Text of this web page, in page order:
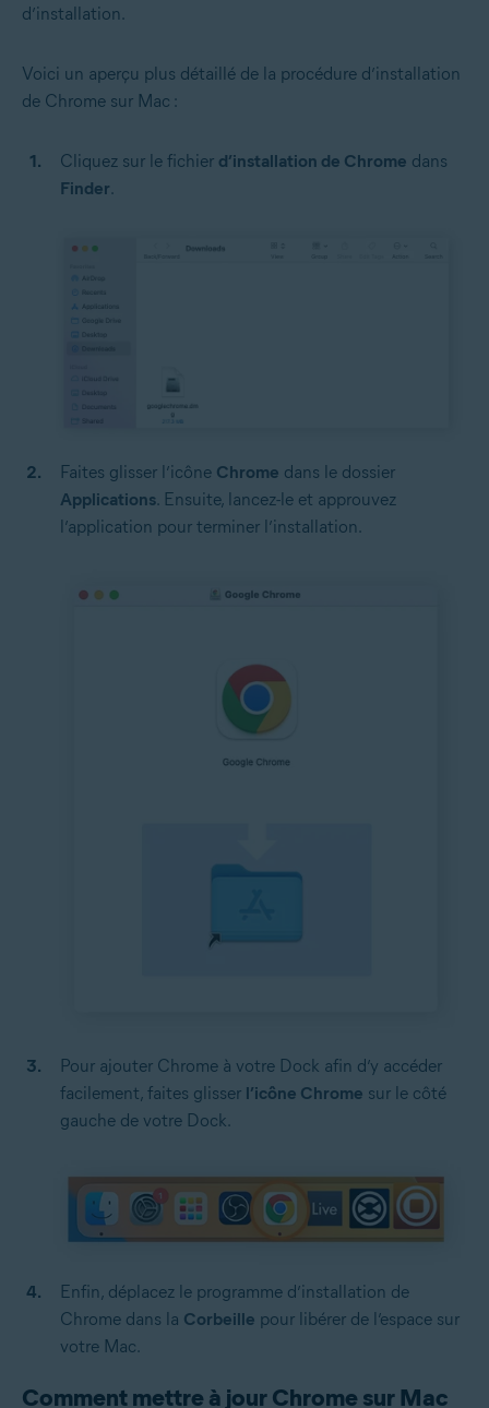
d’installation.
Voici un aperçu plus détaillé de la procédure d’installation
de Chrome sur Mac :
Cliquez sur le fichier d’installation de Chrome dans
Finder.
Faites glisser l’icône Chrome dans le dossier
Applications. Ensuite, lancez-le et approuvez
l’application pour terminer l’installation.
Pour ajouter Chrome à votre Dock afin d’y accéder
facilement, faites glisser l’icône Chrome sur le côté
gauche de votre Dock.
Enfin, déplacez le programme d’installation de
Chrome dans la Corbeille pour libérer de l’espace sur
votre Mac.
Comment mettre à jour Chrome sur Mac